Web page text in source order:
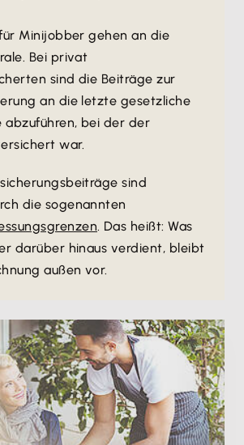
Minijobber gehen an die
Bei privat
sind die Beiträge zur
an die letzte gesetzliche
abzuführen, bei der der
war.
sind
die sogenannten
. Das heißt: Was
darüber hinaus verdient, bleibt
außen vor.